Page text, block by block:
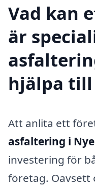
Vad kan
är
hjälpa till
Att anlita ett
asfaltering i
investering för
företag. Oavsett